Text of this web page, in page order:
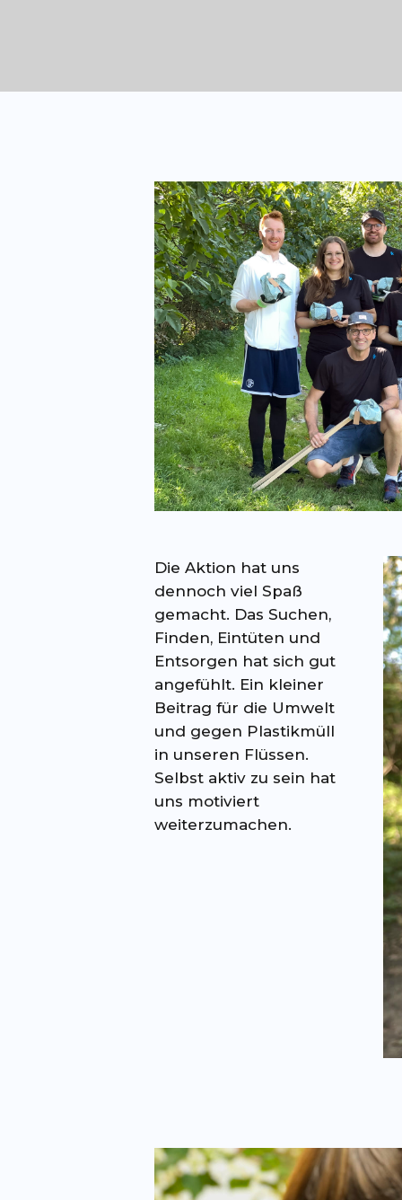
Die Aktion hat uns
dennoch viel Spaß
gemacht. Das Suchen,
Finden, Eintüten und
Entsorgen hat sich gut
angefühlt. Ein kleiner
Beitrag für die Umwelt
und gegen Plastikmüll
in unseren Flüssen.
Selbst aktiv zu sein hat
uns motiviert
weiterzumachen.